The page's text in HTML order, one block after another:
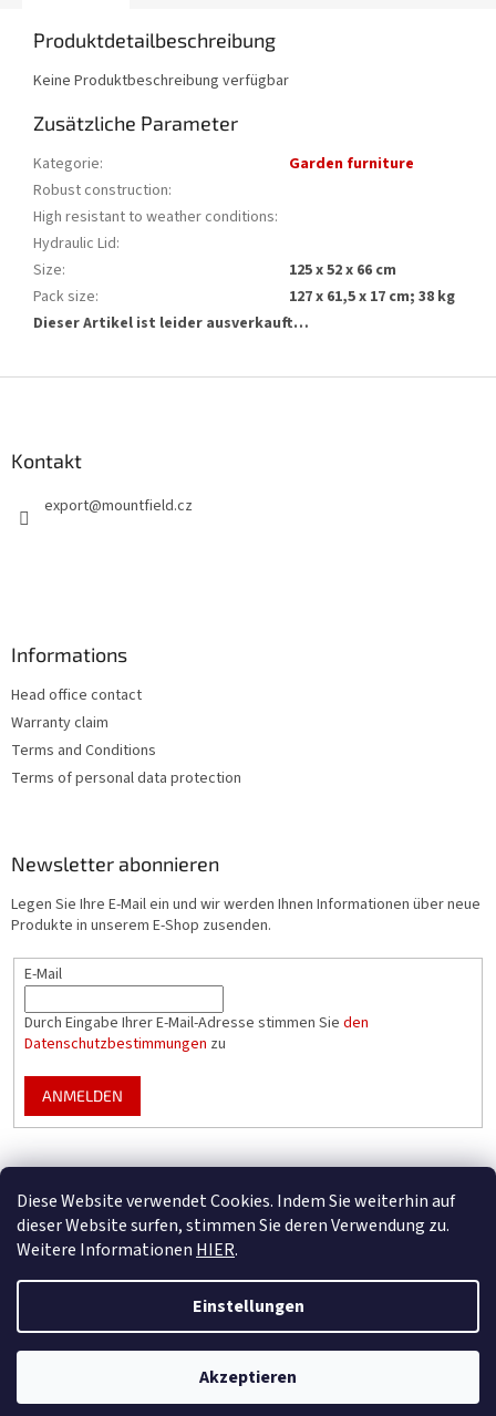
Diese Website verwendet Cookies. Indem Sie weiterhin auf
dieser Website surfen, stimmen Sie deren Verwendung zu.
Weitere Informationen HIER.
Einstellungen
Akzeptieren
Nur B2B – registrieren Sie Ihr Unternehmen, um alle Vorteile zu nutzen
(wenn Sie unser Geschäftspartner werden).
Produktdetailbeschreibung
Keine Produktbeschreibung verfügbar
Zusätzliche Parameter
Kategorie:
Garden furniture
Robust construction:
High resistant to weather conditions:
Hydraulic Lid:
Size:
125 x 52 x 66 cm
Pack size:
127 x 61,5 x 17 cm; 38 kg
Dieser Artikel ist leider ausverkauft…
Kontakt
export@mountfield.cz
Informations
Head office contact
Warranty claim
Terms and Conditions
Terms of personal data protection
Newsletter abonnieren
Legen Sie Ihre E-Mail ein und wir werden Ihnen Informationen über neue
Produkte in unserem E-Shop zusenden.
E-Mail
Durch Eingabe Ihrer E-Mail-Adresse stimmen Sie den
Datenschutzbestimmungen zu
ANMELDEN
Konfigurator für Poolüberdachungen
Erstellt von Shoptet
Mountfield. Alle Rechte vorbehalten.